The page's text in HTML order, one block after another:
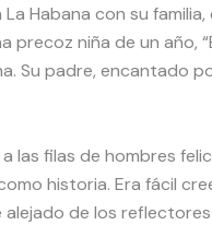
Habana con su
precoz niña de un año,
Su padre, encantado
las filas de hombres
historia. Era fácil
de los